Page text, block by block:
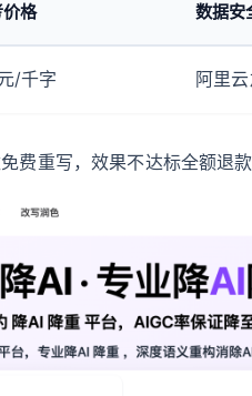
格 数据安
/千字 阿里
费重写，效果不达标全额退